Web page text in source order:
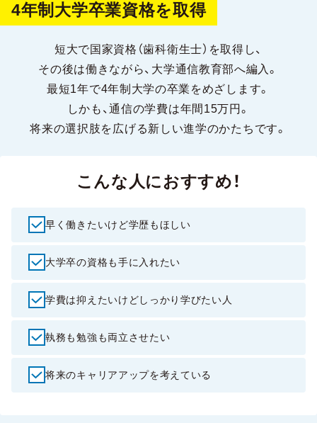
4年制大学卒業資格を取得
短大で国家資格（歯科衛生士）を取得し、
その後は働きながら、大学通信教育部へ編入。
最短1年で4年制大学の卒業をめざします。
しかも、通信の学費は年間15万円。
将来の選択肢を広げる新しい進学のかたちです。
こんな人におすすめ！
早く働きたいけど学歴もほしい
大学卒の資格も手に入れたい
学費は抑えたいけどしっかり学びたい人
執務も勉強も両立させたい
将来のキャリアアップを考えている